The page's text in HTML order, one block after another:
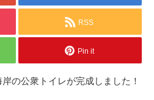
RSS
Pin it
の公衆トイレが完成しました！